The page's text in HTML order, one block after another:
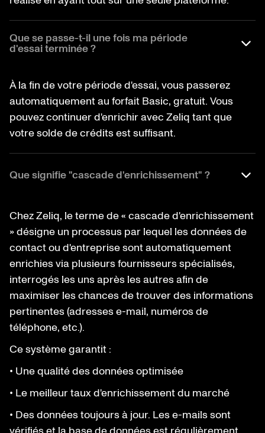
Que se passe-t-il une fois ma période
d'essai terminée ?
À la fin de votre période d'essai, vous passerez
automatiquement au forfait Basic, gratuit. Vous
pouvez continuer d'enrichir avec Zeliq tant que
votre solde de crédits est suffisant.
Que signifie "cascade d'enrichissement" ?
Chez Zeliq, le terme de « cascade d'enrichissement
» désigne un processus par lequel les données de
contact ou d'entreprise sont automatiquement
enrichies via plusieurs fournisseurs spécialisés,
interrogés les uns après les autres afin de
maximiser les chances de trouver des informations
pertinentes (adresses e-mail, numéros de
téléphone, etc.).
Ce système garantit :
• Une qualité des données optimisée
• Le meilleur taux d'enrichissement du marché
• Des données toujours à jour. Les e-mails sont